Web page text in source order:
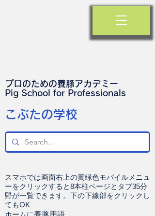
プロのための養豚アカデミー
​Pig School for Professionals
​こぶたの学校
スマホでは画面右上の黄緑色モバイルメニュ
ーをクリックすると8本柱ページとタブ35分
野が一覧できます。下の下線部をクリックし
てもOK
ホームに養豚用語